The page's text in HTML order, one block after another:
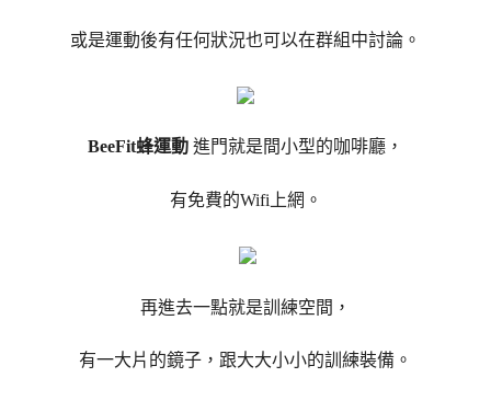
或是運動後有任何狀況也可以在群組中討論。
BeeFit蜂運動 進門就是間小型的咖啡廳，
有免費的Wifi上網。
再進去一點就是訓練空間，
有一大片的鏡子，跟大大小小的訓練裝備。